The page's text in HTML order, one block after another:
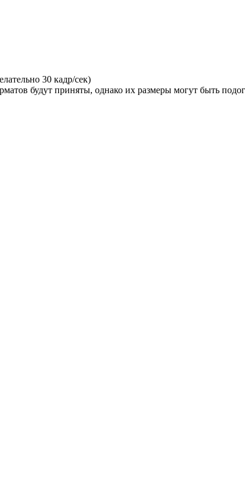
30 кадр/сек)
будут приняты, однако их размеры могут быть